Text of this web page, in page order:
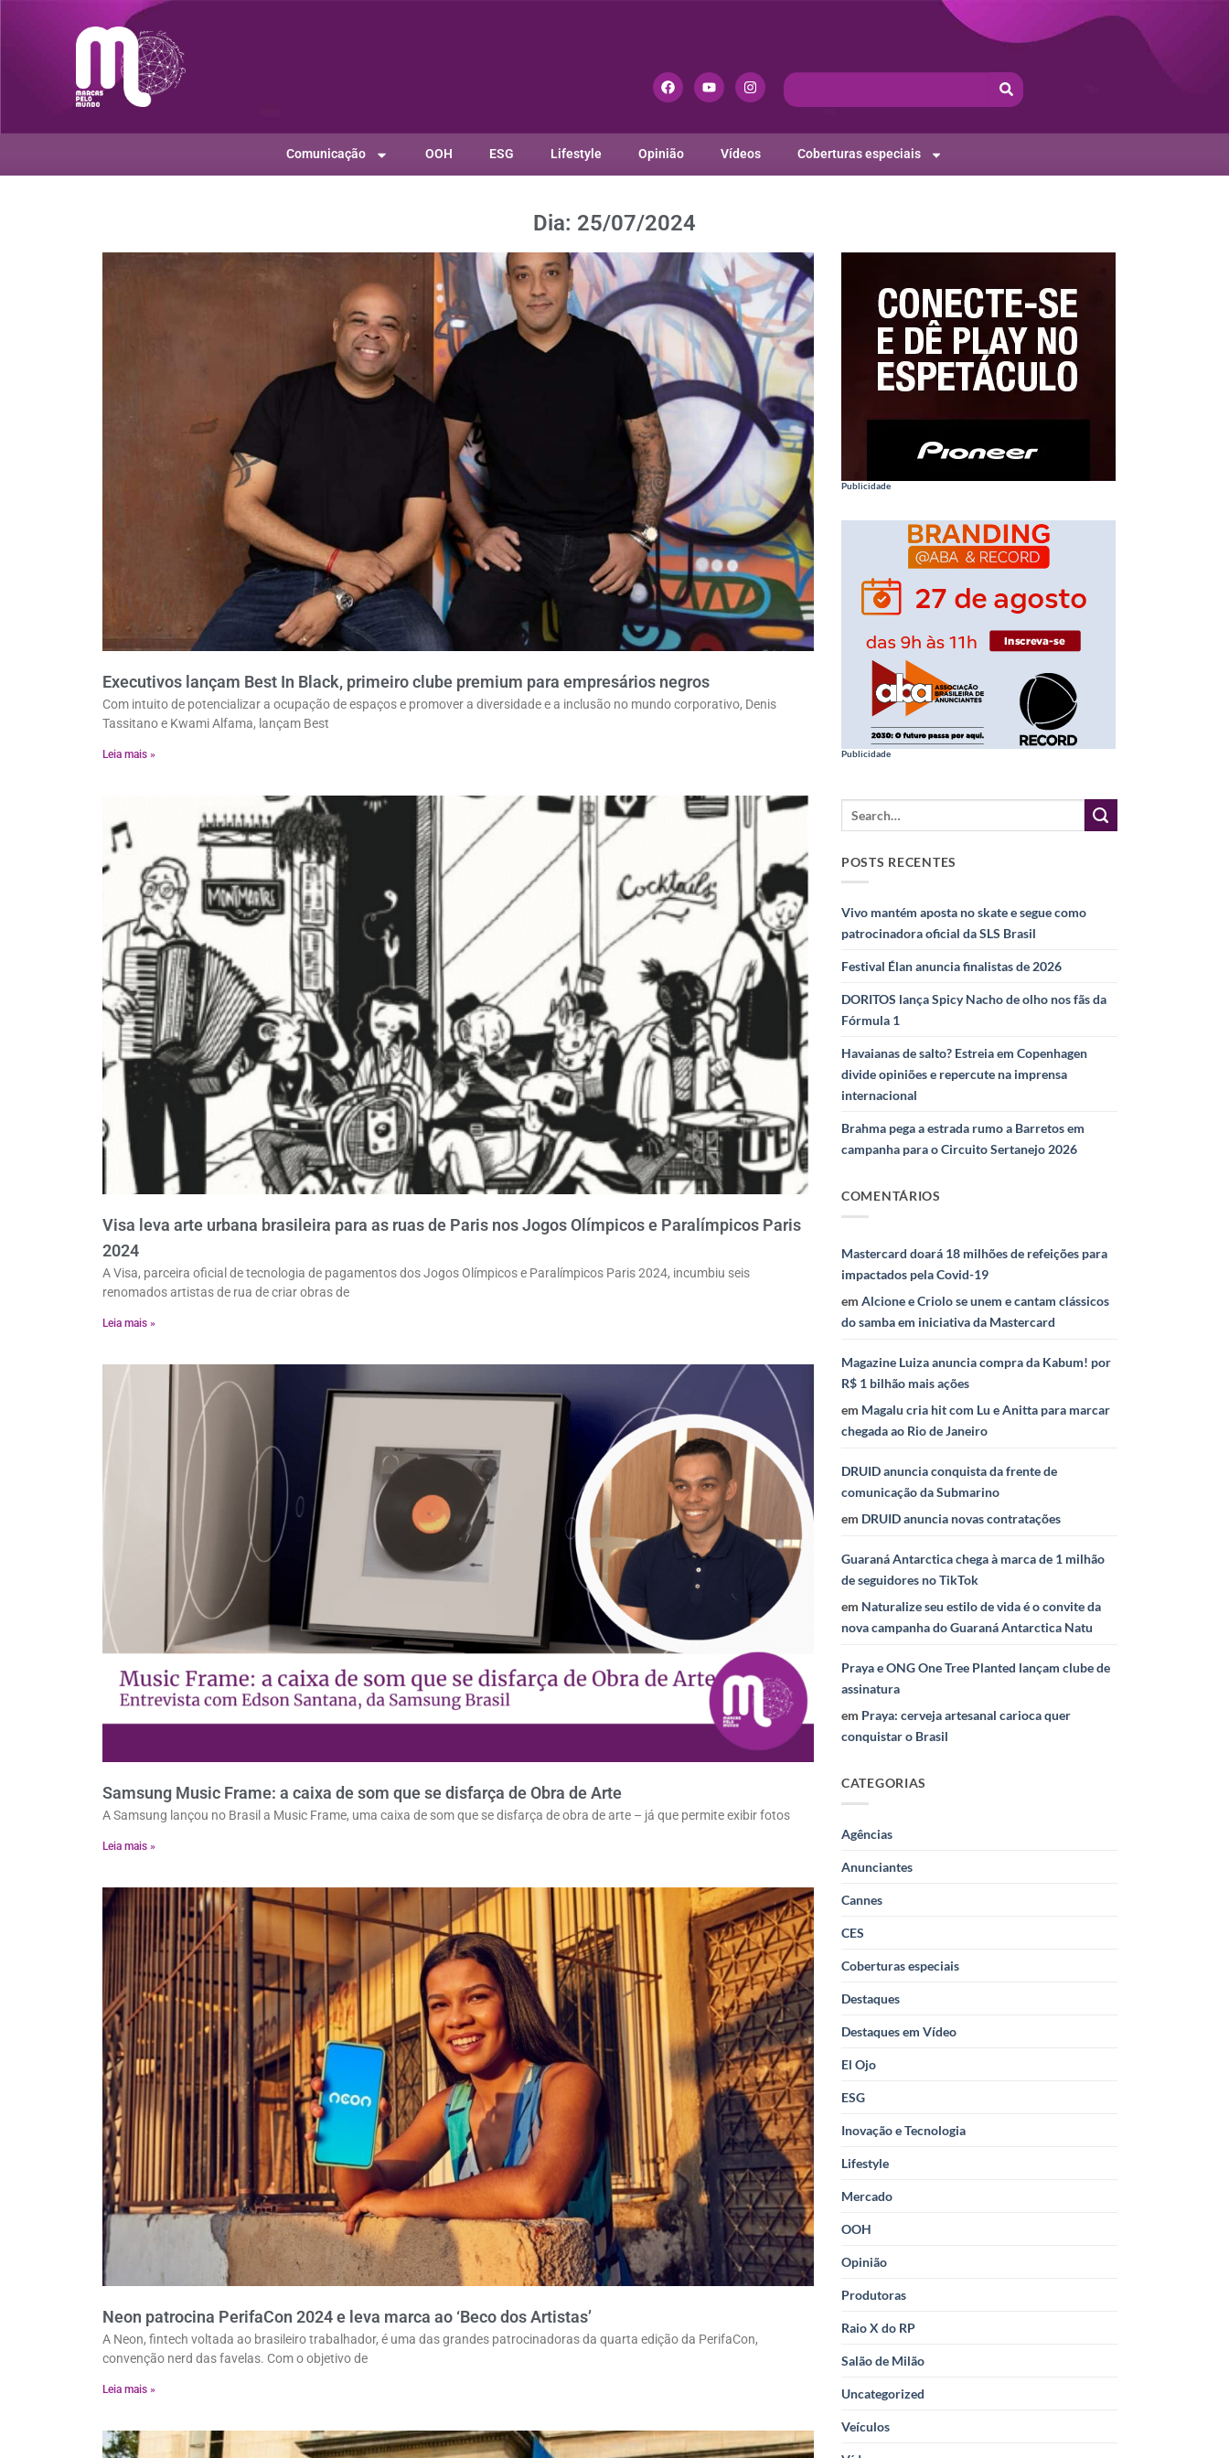
Comunicação OOH ESG Lifestyle Opinião Vídeos Coberturas especiais
Dia: 25/07/2024
Executivos lançam Best In Black, primeiro clube premium para empresários negros
Com intuito de potencializar a ocupação de espaços e promover a diversidade e a inclusão no mundo corporativo, Denis
Tassitano e Kwami Alfama, lançam Best
Leia mais »
Visa leva arte urbana brasileira para as ruas de Paris nos Jogos Olímpicos e Paralímpicos Paris
2024
A Visa, parceira oficial de tecnologia de pagamentos dos Jogos Olímpicos e Paralímpicos Paris 2024, incumbiu seis
renomados artistas de rua de criar obras de
Leia mais »
Samsung Music Frame: a caixa de som que se disfarça de Obra de Arte
A Samsung lançou no Brasil a Music Frame, uma caixa de som que se disfarça de obra de arte – já que permite exibir fotos
Leia mais »
Neon patrocina PerifaCon 2024 e leva marca ao ‘Beco dos Artistas’
A Neon, fintech voltada ao brasileiro trabalhador, é uma das grandes patrocinadoras da quarta edição da PerifaCon,
convenção nerd das favelas. Com o objetivo de
Leia mais »
Publicidade
Publicidade
POSTS RECENTES
Vivo mantém aposta no skate e segue como
patrocinadora oficial da SLS Brasil
Festival Élan anuncia finalistas de 2026
DORITOS lança Spicy Nacho de olho nos fãs da
Fórmula 1
Havaianas de salto? Estreia em Copenhagen
divide opiniões e repercute na imprensa
internacional
Brahma pega a estrada rumo a Barretos em
campanha para o Circuito Sertanejo 2026
COMENTÁRIOS
Mastercard doará 18 milhões de refeições para
impactados pela Covid-19
em Alcione e Criolo se unem e cantam clássicos
do samba em iniciativa da Mastercard
Magazine Luiza anuncia compra da Kabum! por
R$ 1 bilhão mais ações
em Magalu cria hit com Lu e Anitta para marcar
chegada ao Rio de Janeiro
DRUID anuncia conquista da frente de
comunicação da Submarino
em DRUID anuncia novas contratações
Guaraná Antarctica chega à marca de 1 milhão
de seguidores no TikTok
em Naturalize seu estilo de vida é o convite da
nova campanha do Guaraná Antarctica Natu
Praya e ONG One Tree Planted lançam clube de
assinatura
em Praya: cerveja artesanal carioca quer
conquistar o Brasil
CATEGORIAS
Agências
Anunciantes
Cannes
CES
Coberturas especiais
Destaques
Destaques em Vídeo
El Ojo
ESG
Inovação e Tecnologia
Lifestyle
Mercado
OOH
Opinião
Produtoras
Raio X do RP
Salão de Milão
Uncategorized
Veículos